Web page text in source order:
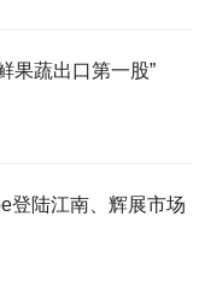
果蔬出口第一股”
登陆江南、辉展市场